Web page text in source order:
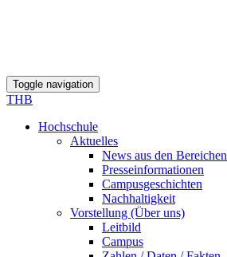
Toggle navigation
THB
Hochschule
Aktuelles
News aus den Bereichen
Presseinformationen
Campusgeschichten
Nachhaltigkeit
Vorstellung (Über uns)
Leitbild
Campus